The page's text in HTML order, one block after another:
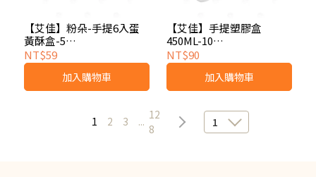
【艾佳】粉朵-手提6入蛋
黃酥盒-5
組/0000211061142
NT$59
加入購物車
【艾佳】手提塑膠盒
450ML-10
入/0000211411138
NT$90
加入購物車
1 2 3 ...
12
8
1